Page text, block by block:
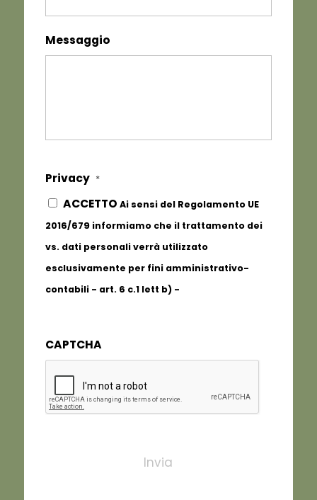
Messaggio
Privacy *
ACCETTO Ai sensi del Regolamento UE
2016/679 informiamo che il trattamento dei
vs. dati personali verrà utilizzato
esclusivamente per fini amministrativo-
contabili - art. 6 c.1 lett b) -
CAPTCHA